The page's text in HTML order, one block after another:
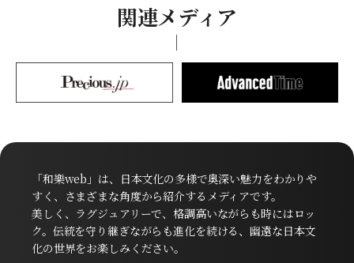
関連メディア
「和樂web」は、日本文化の多様で奥深い魅力をわかりや
すく、さまざまな角度から紹介するメディアです。
美しく、ラグジュアリーで、格調高いながらも時にはロッ
ク。伝統を守り継ぎながらも進化を続ける、幽遠な日本文
化の世界をお楽しみください。